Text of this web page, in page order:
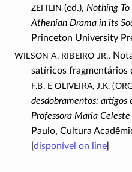
Zeitlin (ed.), Nothing
Athenian Drama in its
Princeton University
Wilson A. Ribeiro Jr.,
satíricos fragmentários
F.B. e Oliveira, J.K.
desdobramentos: artigos
Professora Maria
Paulo, Cultura
disponível on line]